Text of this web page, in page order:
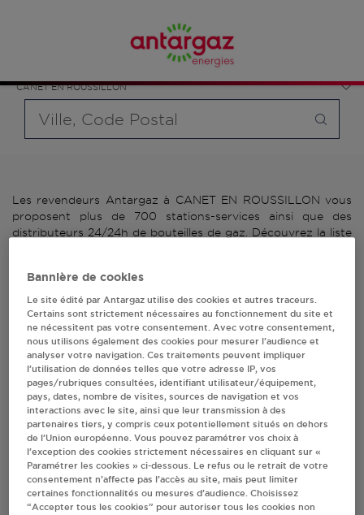
CANET EN ROUSSILLON
bouteille souhaité et le type de point de vente (revendeur /
distributeur automatique de bouteilles de gaz ou station GPL
carburant)
Les revendeurs Antargaz à CANET EN ROUSSILLON vous
proposent plus de 700 stations-services ainsi que des
distributeurs 24/24h de bouteilles de gaz. Découvrez la liste
distributeurs de bouteilles de gaz.
2 revendeur(s) Antargaz
à CANET EN
ROUSSILLON
Villes
INTERMARCHE SAS CALAO 24 CANET EN
ROUSSILLON
Bannière de cookies
Le site édité par Antargaz utilise des cookies et autres traceurs.
Certains sont strictement nécessaires au fonctionnement du site et
ne nécessitent pas votre consentement. Avec votre consentement,
nous utilisons également des cookies pour mesurer l’audience et
analyser votre navigation. Ces traitements peuvent impliquer
l’utilisation de données telles que votre adresse IP, vos
pages/rubriques consultées, identifiant utilisateur/équipement,
pays, dates, nombre de visites, sources de navigation et vos
interactions avec le site, ainsi que leur transmission à des
partenaires tiers, y compris ceux potentiellement situés en dehors
de l’Union européenne. Vous pouvez paramétrer vos choix à
l’exception des cookies strictement nécessaires en cliquant sur «
Paramétrer les cookies » ci-dessous. Le refus ou le retrait de votre
consentement n’affecte pas l’accès au site, mais peut limiter
certaines fonctionnalités ou mesures d’audience. Choisissez
“Accepter tous les cookies” pour autoriser tous les cookies non